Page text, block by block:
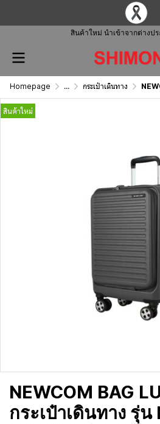
สินค้าใหม่ นำเข้าจากต่างปร
Homepage ... กระเป๋าเดินทาง
สินค้าใหม่
NEWCOM BAG
กระเป๋าเดินทาง รุ่น